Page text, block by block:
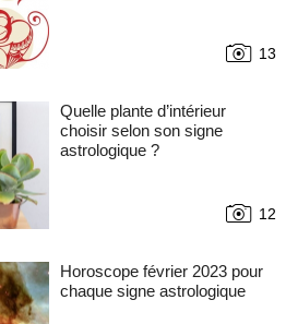
13
Quelle plante d’intérieur
choisir selon son signe
astrologique ?
12
Horoscope février 2023 pour
chaque signe astrologique